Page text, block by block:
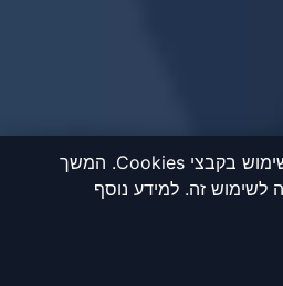
לידיעתך, באתר זה נעשה שימוש בקבצי Cookies. המשך
זה. למידע נוסף